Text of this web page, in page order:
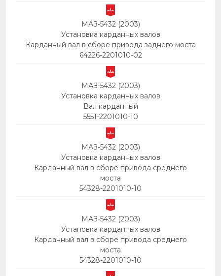
МАЗ-5432 (2003)
Установка карданных валов
Карданный вал в сборе привода заднего моста
64226-2201010-02
МАЗ-5432 (2003)
Установка карданных валов
Вал карданный
5551-2201010-10
МАЗ-5432 (2003)
Установка карданных валов
Карданный вал в сборе привода среднего
моста
54328-2201010-10
МАЗ-5432 (2003)
Установка карданных валов
Карданный вал в сборе привода среднего
моста
54328-2201010-10